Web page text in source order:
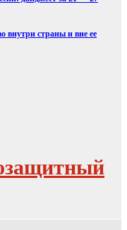
внутри страны и вне ее